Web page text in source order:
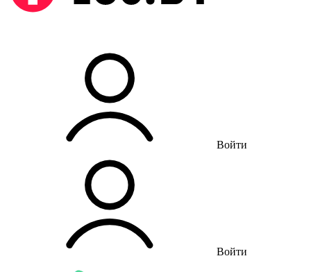
Войти
Войти